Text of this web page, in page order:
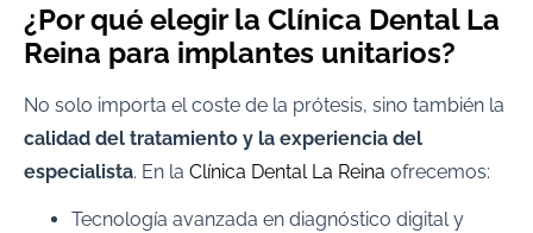
¿Por qué elegir la Clínica Dental La
Reina para implantes unitarios?
No solo importa el coste de la prótesis, sino también la
calidad del tratamiento y la experiencia del
especialista. En la Clínica Dental La Reina ofrecemos:
Tecnología avanzada en diagnóstico digital y